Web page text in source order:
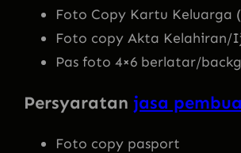
Foto Copy Kartu Keluarga
Foto copy Akta Kelahiran/
Pas foto 4×6 berlatar/
Persyaratan jasa
Foto copy pasport